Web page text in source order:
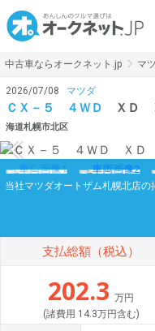
中古車ならオークネット.jp マ
2026/07/08 マツダ
ＣＸ－５ ４ＷＤ ＸＤ
海道札幌市北区
当社マツダオートザム札幌北店の
支払総額（税込）
202.3 万円
(諸費用 14.3万円含む)